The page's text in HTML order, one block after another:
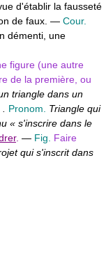
d'établir la fausseté
de faux. — Cour.
démenti, une
figure (une autre
de la première, ou
triangle dans un
Pronom.
Triangle qui
« s'inscrire dans le
. — Fig.
Faire
qui s'inscrit dans